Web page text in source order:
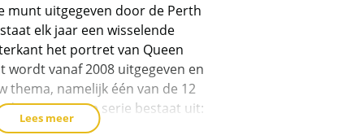
munt uitgegeven door de Perth
elk jaar een wisselende
het portret van Queen
wordt vanaf 2008 uitgegeven en
thema, namelijk één van de 12
dierenriem. De serie bestaat uit:
Lees meer